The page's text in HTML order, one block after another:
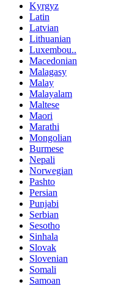
Kyrgyz
Latin
Latvian
Lithuanian
Luxembou..
Macedonian
Malagasy
Malay
Malayalam
Maltese
Maori
Marathi
Mongolian
Burmese
Nepali
Norwegian
Pashto
Persian
Punjabi
Serbian
Sesotho
Sinhala
Slovak
Slovenian
Somali
Samoan